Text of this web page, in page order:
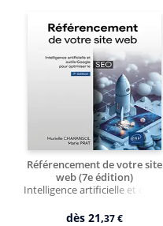
Référencement de votre site
web (7e édition)
Intelligence artificielle et outils
dès 21,37 €